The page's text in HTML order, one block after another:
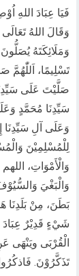
فَيَا عِبَادَ اللهِ
وَقَالَ اللهُ
وَمَلَائِكَتَهُ يُصَلُّونَ
تَسْلِيمًا،
صَلَّيْتَ عَلَى
سَيِّدِنَا مُحَمَّدٍ
وَعَلَى آلِ سَيِّدِنَا
لِلْمُسْلِمِيْنَ
وَالْأَمْوَاتِ،
وَالْبَغْيَ
بَطَنَ، مِنْ بَلَدِنَا
شَيْءٍ قَدِيْرٌ عِبَادَ
الْقُرْبَى ويَنْهَى
تَذَكَّرُوْنَ.